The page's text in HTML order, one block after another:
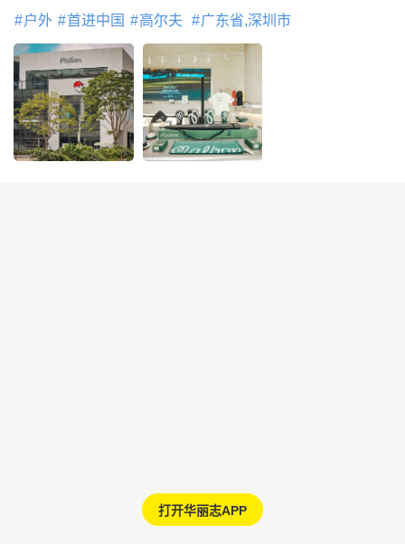
户外 首进中国 高尔夫 广东省,深圳市
打开华丽志APP